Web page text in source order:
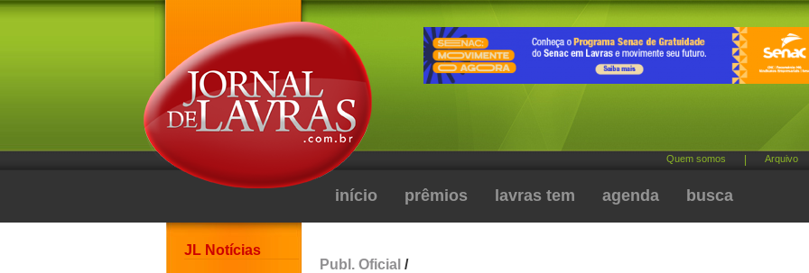
Quem somos Arquivo
início prêmios lavras tem agenda busca
JL Notícias
Publ. Oficial /